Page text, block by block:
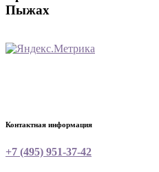
Пыжах
Контактная информация
+7 (495) 951-37-42